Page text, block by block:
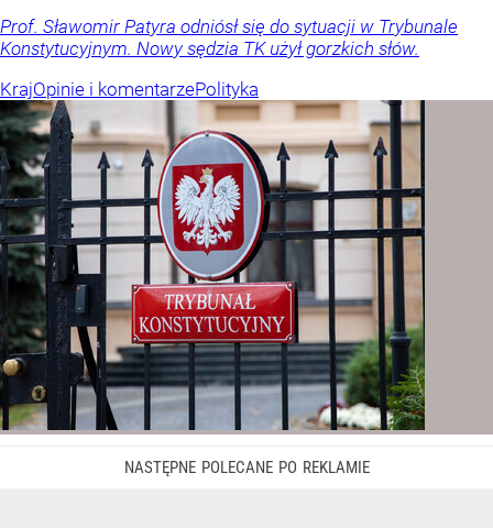
Prof. Sławomir Patyra odniósł się do sytuacji w Trybunale
Konstytucyjnym. Nowy sędzia TK użył gorzkich słów.
KrajOpinie i komentarzePolityka